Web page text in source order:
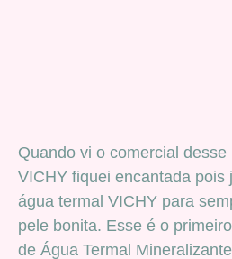
Quando vi o comercial
VICHY fiquei encantada pois
água termal VICHY para
pele bonita. Esse é o
de Água Termal